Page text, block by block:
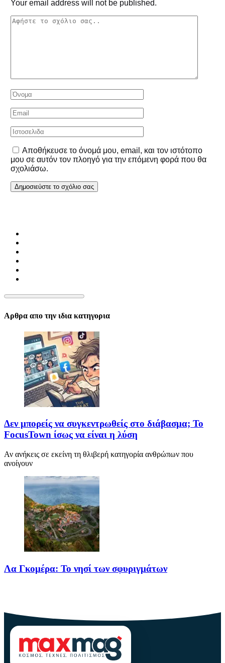
Your email address will not be published.
Αποθήκευσε το όνομά μου, email, και τον ιστότοπο
μου σε αυτόν τον πλοηγό για την επόμενη φορά που θα
σχολιάσω.
Αρθρα απο την ιδια κατηγορια
Δεν μπορείς να συγκεντρωθείς στο διάβασμα; Το
FocusTown ίσως να είναι η λύση
Αν ανήκεις σε εκείνη τη θλιβερή κατηγορία ανθρώπων που
ανοίγουν
Λα Γκομέρα: Το νησί των σφυριγμάτων